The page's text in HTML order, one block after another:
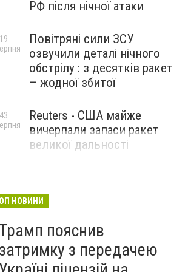
РФ після нічної атаки
Повітряні сили ЗСУ
озвучили деталі нічного
обстрілу : з десятків ракет
– жодної збитої
Reuters - США майже
вичерпали запаси ракет
великої дальності
НОВИНИ
Трамп пояснив
затримку з передачею